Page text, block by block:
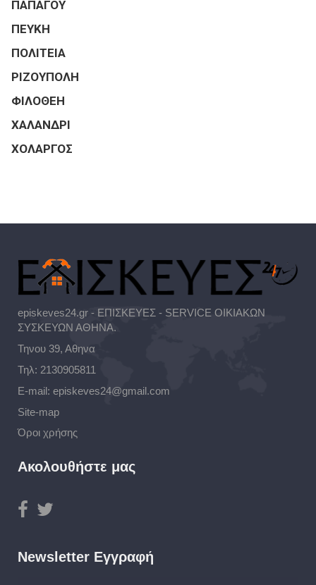
ΠΑΠΑΓΟΥ
ΠΕΥΚΗ
ΠΟΛΙΤΕΙΑ
ΡΙΖΟΥΠΟΛΗ
ΦΙΛΟΘΕΗ
ΧΑΛΑΝΔΡΙ
ΧΟΛΑΡΓΟΣ
episkeves24.gr - ΕΠΙΣΚΕΥΕΣ - SERVICE ΟΙΚΙΑΚΩΝ
ΣΥΣΚΕΥΩΝ ΑΘΗΝΑ.
Τηνου 39, Αθηνα
Τηλ: 2130905811
E-mail: episkeves24@gmail.com
Site-map
Όροι χρήσης
Ακολουθήστε μας
Newsletter Εγγραφή